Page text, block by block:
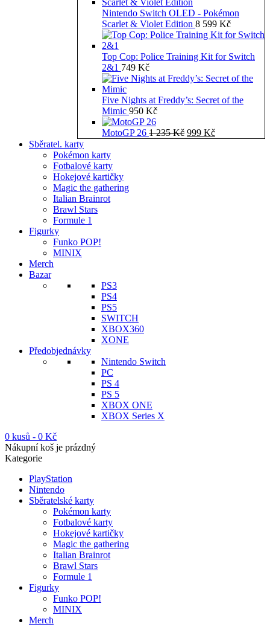
Nintendo Switch OLED - Pokémon
Scarlet & Violet Edition 8 599 Kč
Top Cop: Police Training Kit for Switch
2&1 749 Kč
Five Nights at Freddy’s: Secret of the
Mimic 950 Kč
MotoGP 26 1 235Kč Původní
999 KčAktuální
Sběratel. karty
Pokémon karty
Fotbalové karty
Hokejové kartičky
Magic the gathering
Italian Brainrot
Brawl Stars
Formule 1
Figurky
Funko POP!
MINIX
Merch
Bazar
PS3
PS4
PS5
SWITCH
XBOX360
XONE
Předobjednávky
Nintendo Switch
PC
PS 4
PS 5
XBOX ONE
XBOX Series X
0 kusů - 0 Kč
Nákupní koš je prázdný
Kategorie
PlayStation
Nintendo
Sběratelské karty
Pokémon karty
Fotbalové karty
Hokejové kartičky
Magic the gathering
Italian Brainrot
Brawl Stars
Formule 1
Figurky
Funko POP!
MINIX
Merch